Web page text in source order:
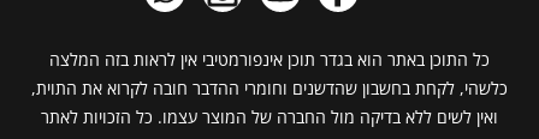
כל התוכן באתר הוא בגדר תוכן אינפורמטיבי אין לראות בזה המלצה
כלשהי, לקחת בחשבון שהדשנים וחומרי ההדבר חובה לקרוא את התוית,
ואין לשים ללא בדיקה מול החברה של המוצר עצמו. כל הזכויות לאתר